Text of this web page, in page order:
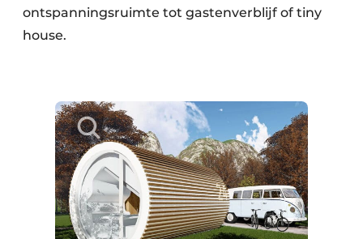
ontspanningsruimte tot gastenverblijf of tiny
house.